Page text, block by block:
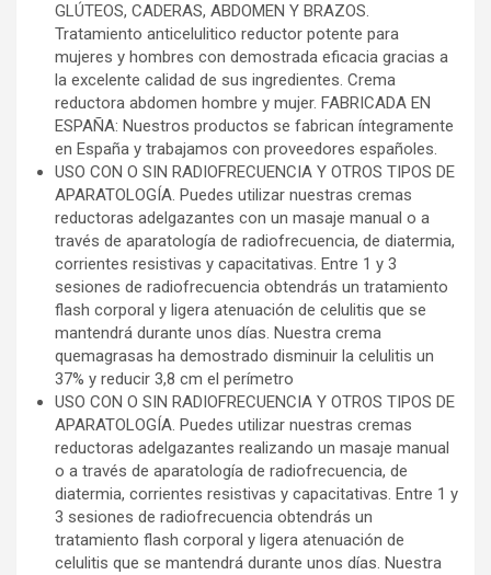
GLÚTEOS, CADERAS, ABDOMEN Y BRAZOS.
Tratamiento anticelulitico reductor potente para
mujeres y hombres con demostrada eficacia gracias a
la excelente calidad de sus ingredientes. Crema
reductora abdomen hombre y mujer. FABRICADA EN
ESPAÑA: Nuestros productos se fabrican íntegramente
en España y trabajamos con proveedores españoles.
USO CON O SIN RADIOFRECUENCIA Y OTROS TIPOS DE
APARATOLOGÍA. Puedes utilizar nuestras cremas
reductoras adelgazantes con un masaje manual o a
través de aparatología de radiofrecuencia, de diatermia,
corrientes resistivas y capacitativas. Entre 1 y 3
sesiones de radiofrecuencia obtendrás un tratamiento
flash corporal y ligera atenuación de celulitis que se
mantendrá durante unos días. Nuestra crema
quemagrasas ha demostrado disminuir la celulitis un
37% y reducir 3,8 cm el perímetro
USO CON O SIN RADIOFRECUENCIA Y OTROS TIPOS DE
APARATOLOGÍA. Puedes utilizar nuestras cremas
reductoras adelgazantes realizando un masaje manual
o a través de aparatología de radiofrecuencia, de
diatermia, corrientes resistivas y capacitativas. Entre 1 y
3 sesiones de radiofrecuencia obtendrás un
tratamiento flash corporal y ligera atenuación de
celulitis que se mantendrá durante unos días. Nuestra